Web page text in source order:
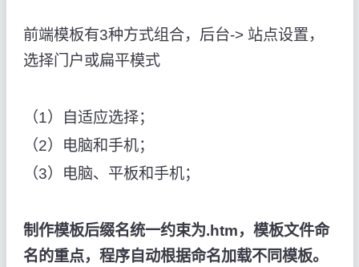
前端模板有3种方式组合，后台-> 站点设置，
选择门户或扁平模式
（1）自适应选择；
（2）电脑和手机；
（3）电脑、平板和手机；
制作模板后缀名统一约束为.htm，模板文件命
名的重点，程序自动根据命名加载不同模板。